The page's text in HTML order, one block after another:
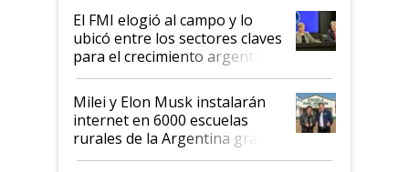
El FMI elogió al campo y lo
ubicó entre los sectores claves
para el crecimiento argentino
Milei y Elon Musk instalarán
internet en 6000 escuelas
rurales de la Argentina gracias
a un acuerdo con Starlink